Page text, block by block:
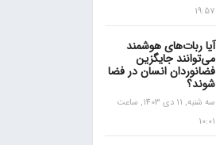
19:57
آیا ربات‌های هوشمند
می‌توانند جایگزین
فضانوردان انسان در فضا
شوند؟
سه شنبه, 11 دی 1403, ساعت
10:01